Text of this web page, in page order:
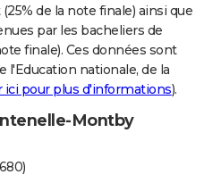
de la note finale) ainsi que
par les bacheliers de
finale). Ces données sont
nationale, de la
ici pour plus d'informations).
Montby